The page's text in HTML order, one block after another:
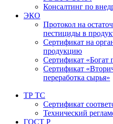
Консалтинг по
ЭКО
Протокол на
пестициды в
Сертификат на
продукцию
Сертификат «Богат
Сертификат
переработка сырья»
ТР ТС
Сертификат
Технический
ГОСТ Р